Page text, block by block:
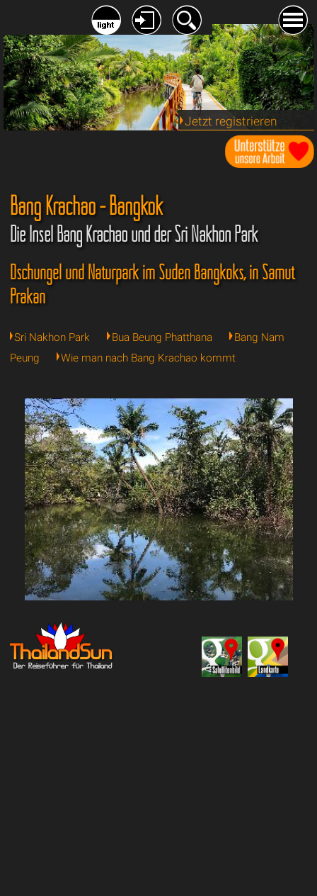
Jetzt registrieren
Bang Krachao - Bangkok
Die Insel Bang Krachao und der Sri Nakhon Park
Dschungel und Naturpark im Süden Bangkoks, in Samut
Prakan
Sri Nakhon Park Bua Beung Phatthana
Bang Nam
Peung
Wie man nach Bang Krachao kommt